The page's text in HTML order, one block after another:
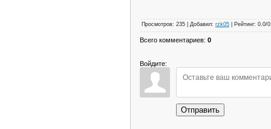
Просмотров: 235 Добавил: rzk05 Рейтинг: 0.0/0
Всего комментариев: 0
Войдите:
Отправить